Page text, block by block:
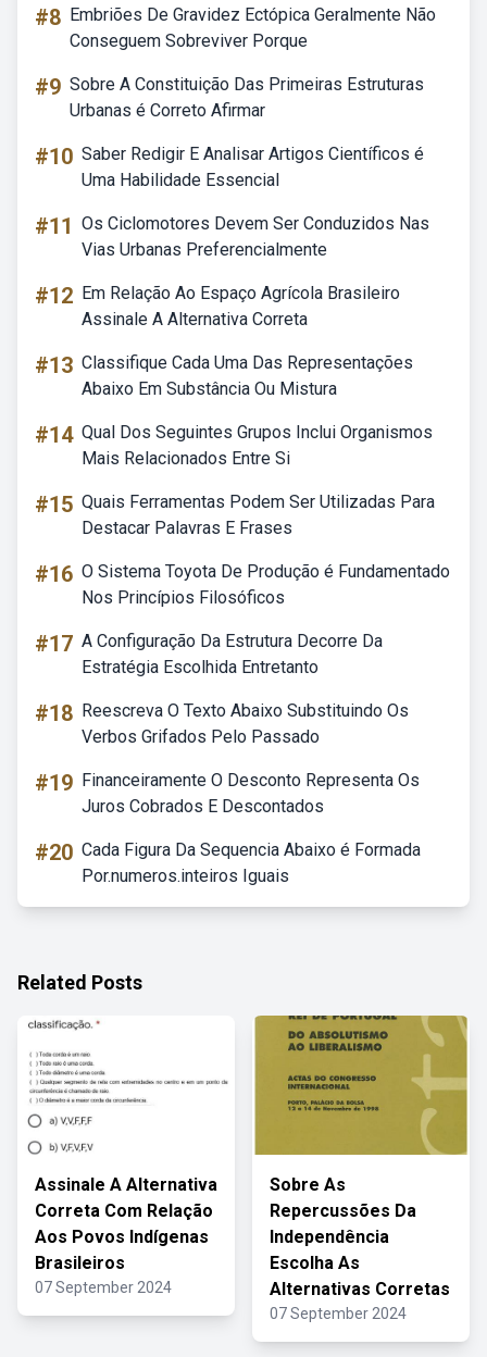
#8 Embriões De Gravidez Ectópica Geralmente Não
Conseguem Sobreviver Porque
#9 Sobre A Constituição Das Primeiras Estruturas
Urbanas é Correto Afirmar
#10 Saber Redigir E Analisar Artigos Científicos é
Uma Habilidade Essencial
#11 Os Ciclomotores Devem Ser Conduzidos Nas
Vias Urbanas Preferencialmente
#12 Em Relação Ao Espaço Agrícola Brasileiro
Assinale A Alternativa Correta
#13 Classifique Cada Uma Das Representações
Abaixo Em Substância Ou Mistura
#14 Qual Dos Seguintes Grupos Inclui Organismos
Mais Relacionados Entre Si
#15 Quais Ferramentas Podem Ser Utilizadas Para
Destacar Palavras E Frases
#16 O Sistema Toyota De Produção é Fundamentado
Nos Princípios Filosóficos
#17 A Configuração Da Estrutura Decorre Da
Estratégia Escolhida Entretanto
#18 Reescreva O Texto Abaixo Substituindo Os
Verbos Grifados Pelo Passado
#19 Financeiramente O Desconto Representa Os
Juros Cobrados E Descontados
#20 Cada Figura Da Sequencia Abaixo é Formada
Por.numeros.inteiros Iguais
Related Posts
Assinale A Alternativa
Correta Com Relação
Aos Povos Indígenas
Brasileiros
07 September 2024
Sobre As
Repercussões Da
Independência
Escolha As
Alternativas Corretas
07 September 2024